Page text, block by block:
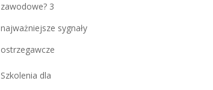
zawodowe? 3
najważniejsze sygnały
ostrzegawcze
Szkolenia dla